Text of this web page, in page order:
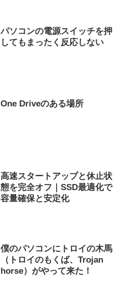
パソコンの電源スイッチを押
してもまったく反応しない
One Driveのある場所
高速スタートアップと休止状
態を完全オフ｜SSD最適化で
容量確保と安定化
僕のパソコンにトロイの木馬
（トロイのもくば、Trojan
horse）がやって来た！